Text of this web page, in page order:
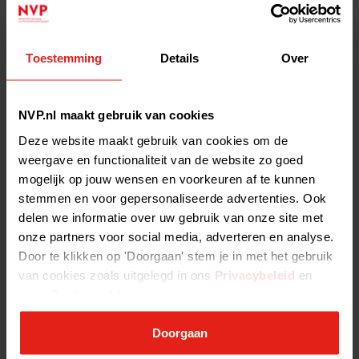
Toestemming Details Over
NVP.nl maakt gebruik van cookies
Deze website maakt gebruik van cookies om de
weergave en functionaliteit van de website zo goed
mogelijk op jouw wensen en voorkeuren af te kunnen
stemmen en voor gepersonaliseerde advertenties. Ook
delen we informatie over uw gebruik van onze site met
onze partners voor social media, adverteren en analyse.
Door te klikken op 'Doorgaan' stem je in met het gebruik
van cookies zoals uitgelegd in ons Privacybeleid en
Doorgaan
PERSBERICHT: ONDERNEMEND
BEGROTINGSAKKOORD BEREIKT IS
NVP OPGETOGEN OVER LANCERING
SEMINAR NVP "GEDULDIG KAPITAAL"
OPRICHTING INVESTERINGSFONDS
VAN €150 MILJOEN VOOR
EUROPEES VENTURE CAPITAL: MYTHEN
EN FEITEN
MEMO NVP OVER AIFMD VOOR KLEINE
FONDSMANAGERS